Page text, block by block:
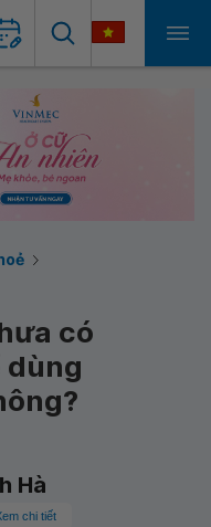
có
dùng
Hà
chi tiết